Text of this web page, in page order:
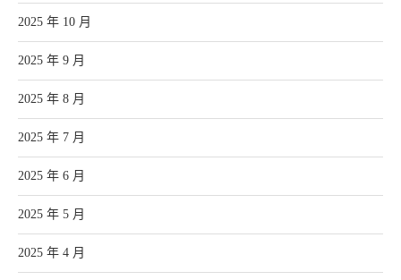
2025 年 10 月
2025 年 9 月
2025 年 8 月
2025 年 7 月
2025 年 6 月
2025 年 5 月
2025 年 4 月